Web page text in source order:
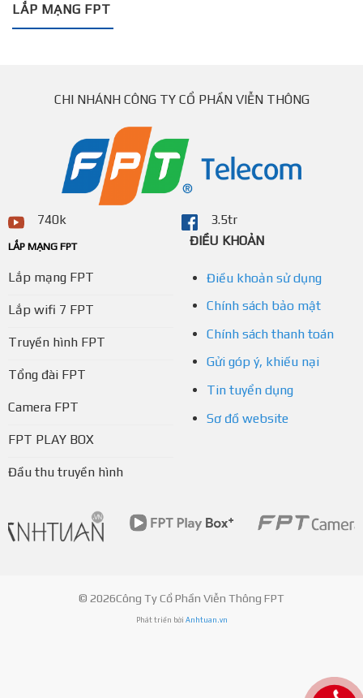
LẮP MẠNG FPT
CHI NHÁNH CÔNG TY CỔ PHẦN VIỄN THÔNG
740k 3.5tr
LẮP MẠNG FPT
Lắp mạng FPT
Lắp wifi 7 FPT
Truyền hình FPT
Tổng đài FPT
Camera FPT
FPT PLAY BOX
Đầu thu truyền hình
ĐIỀU KHOẢN
Điều khoản sử dụng
Chính sách bảo mật
Chính sách thanh toán
Gửi góp ý, khiếu nại
Tin tuyển dụng
Sơ đồ website
© 2026Công Ty Cổ Phần Viễn Thông FPT
Phát triển bởi Anhtuan.vn